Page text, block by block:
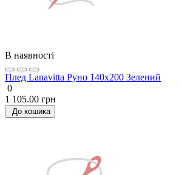
В наявності
Плед Lanavitta Руно 140х200 Зелений
0
1 105.00 грн
До кошика